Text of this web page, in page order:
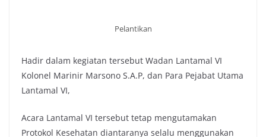
Pelantikan
Hadir dalam kegiatan tersebut Wadan Lantamal VI
Kolonel Marinir Marsono S.A.P, dan Para Pejabat Utama
Lantamal VI,
Acara Lantamal VI tersebut tetap mengutamakan
Protokol Kesehatan diantaranya selalu menggunakan